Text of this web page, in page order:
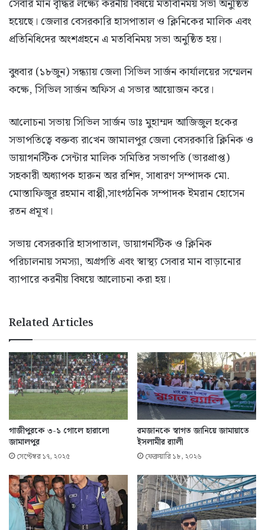
সেবার মান বৃদ্ধির লক্ষ্যে করনীয় বিষয়ে মতবিনিময় সভা অনুষ্ঠিত
হয়েছে। জেলার বেসরকারি হাসপাতাল ও ক্লিনিকের মালিক এবং
প্রতি‌নি‌ধি‌দের অংশগ্রহনে এ মতবিনিময় সভা অনুষ্ঠিত হয়।
বুধবার (১৮জুন) সন্ধ‌্যায় জেলা সিভিল সার্জন কার্যালয়ের সম্মেলন
কক্ষে, সি‌ভিল সার্জন অ‌ফিস এ সভার আয়োজন করে।
আ‌লোচনা সভায় সি‌ভিল সার্জন ডাঃ মুহাম্মদ আ‌জিজুল হ‌কের
সভাপ‌তি‌ত্বে বক্তব‌্য রা‌খেন জামালপুর জেলা বেসরকারি ক্লিনিক ও
ডায়াগনস্টিক সেন্টার মালিক সমিতির সভাপতি (ভারপ্রাপ্ত)
সহকারী অধ্যাপক হারুন অর রশিদ, সাধারণ সম্পাদক মো.
মোস্তাফিজুর রহমান বাপ্পী,সাংগঠনিক সম্পাদক ইমরান হোসেন
রতন প্রমূখ।
সভায় বেসরকারি হাসপাতাল, ডায়াগনস্টিক ও ক্লিনিক
পরিচালনায় সমস্যা, অগ্রগতি এবং স্বাস্থ্য সেবার মান বাড়ানোর
ব্যাপারে করনীয় বিষয়ে আলোচনা করা হয়।
Related Articles
গাজীপুরকে ৩-১ গোলে হারালো
জামালপুর
সেপ্টেম্বর ১৭, ২০২৫
রমজানকে স্বাগত জানিয়ে জামায়াতে
ইসলামীর র‌্যালী
ফেব্রুয়ারি ১৮, ২০২৬